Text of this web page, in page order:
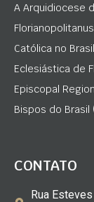
A Arquidiocese
Católica no
Eclesiástica de
Episcopal
Bispos do Brasil
CONTATO
Rua